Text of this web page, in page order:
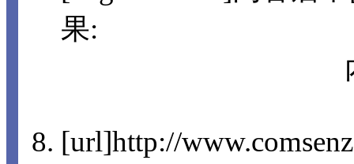
果:
[url]http://